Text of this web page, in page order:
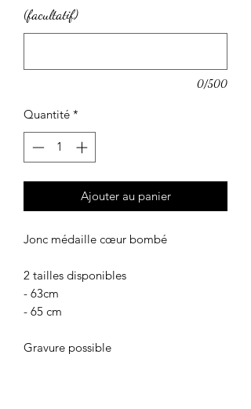
(facultatif)
0/500
Quantité *
Ajouter au panier
Jonc médaille cœur bombé
2 tailles disponibles
- 63cm
- 65 cm
Gravure possible